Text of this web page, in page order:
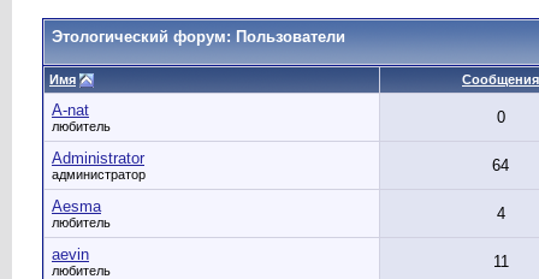
Этологический форум: Пользователи
Имя Сообщения
A-nat
любитель 0
Administrator
администратор 64
Aesma
любитель 4
aevin
любитель 11